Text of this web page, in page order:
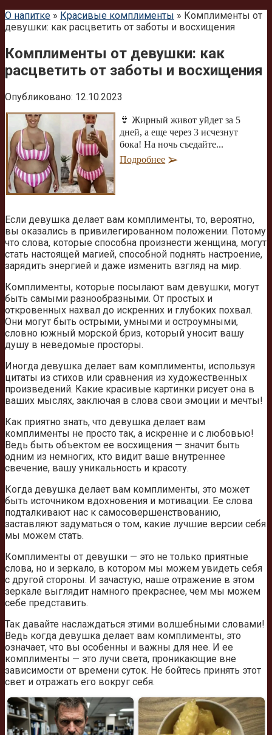
О напитке » Красивые комплименты » Комплименты от
девушки: как расцветить от заботы и восхищения
Комплименты от девушки: как
расцветить от заботы и восхищения
Опубликовано: 12.10.2023
👙 Жирный живот уйдет за 5
дней, а еще через 3 исчезнут
бока! На ночь съедайте...
Подробнее
Если девушка делает вам комплименты, то, вероятно,
вы оказались в привилегированном положении. Потому
что слова, которые способна произнести женщина, могут
стать настоящей магией, способной поднять настроение,
зарядить энергией и даже изменить взгляд на мир.
Комплименты, которые посылают вам девушки, могут
быть самыми разнообразными. От простых и
откровенных нахвал до искренних и глубоких похвал.
Они могут быть острыми, умными и остроумными,
словно южный морской бриз, который уносит вашу
душу в неведомые просторы.
Иногда девушка делает вам комплименты, используя
цитаты из стихов или сравнения из художественных
произведений. Какие красивые картинки рисует она в
ваших мыслях, заключая в слова свои эмоции и мечты!
Как приятно знать, что девушка делает вам
комплименты не просто так, а искренне и с любовью!
Ведь быть объектом ее восхищения — значит быть
одним из немногих, кто видит ваше внутреннее
свечение, вашу уникальность и красоту.
Когда девушка делает вам комплименты, это может
быть источником вдохновения и мотивации. Ее слова
подталкивают нас к самосовершенствованию,
заставляют задуматься о том, какие лучшие версии себя
мы можем стать.
Комплименты от девушки — это не только приятные
слова, но и зеркало, в котором мы можем увидеть себя
с другой стороны. И зачастую, наше отражение в этом
зеркале выглядит намного прекраснее, чем мы можем
себе представить.
Так давайте наслаждаться этими волшебными словами!
Ведь когда девушка делает вам комплименты, это
означает, что вы особенны и важны для нее. И ее
комплименты — это лучи света, проникающие вне
зависимости от времени суток. Не бойтесь принять этот
свет и отражать его вокруг себя.